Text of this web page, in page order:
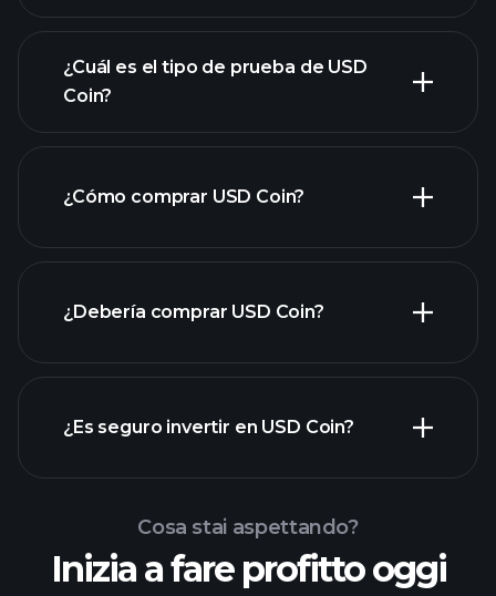
¿Cuál es el tipo de prueba de USD
Coin?
¿Cómo comprar USD Coin?
Torneos Playtrade
corredor
recomendado
¿Debería comprar USD Coin?
Playtrade
informes diarios de
mercado impulsados por IA
carteras de multimillonarios
¿Es seguro invertir en USD Coin?
Cosa stai aspettando?
Inizia a fare profitto oggi